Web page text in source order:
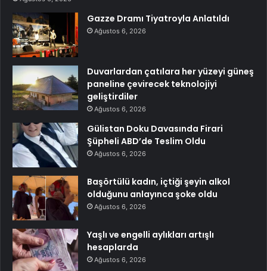
Gazze Dramı Tiyatroyla Anlatıldı
Ağustos 6, 2026
Duvarlardan çatılara her yüzeyi güneş
paneline çevirecek teknolojiyi
geliştirdiler
Ağustos 6, 2026
Gülistan Doku Davasında Firari
Şüpheli ABD’de Teslim Oldu
Ağustos 6, 2026
Başörtülü kadın, içtiği şeyin alkol
olduğunu anlayınca şoke oldu
Ağustos 6, 2026
Yaşlı ve engelli aylıkları artışlı
hesaplarda
Ağustos 6, 2026